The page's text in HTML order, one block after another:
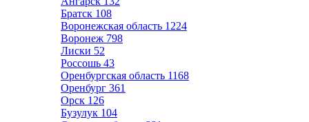
Братск 108
Воронежская область 1224
Воронеж 798
Лиски 52
Россошь 43
Оренбургская область 1168
Оренбург 361
Орск 126
Бузулук 104